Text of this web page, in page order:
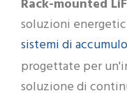
Rack-mounted
soluzioni
sistemi di
progettate per
soluzione di